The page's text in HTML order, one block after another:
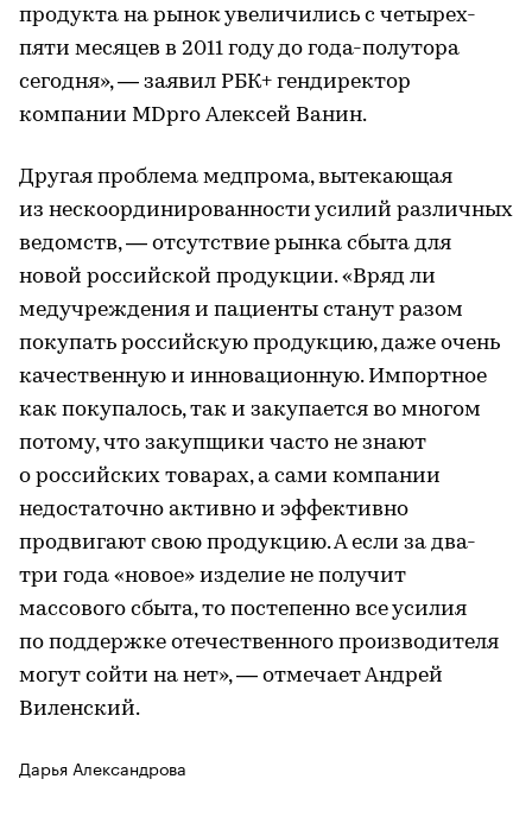
продукта на рынок увеличились с четырех-
пяти месяцев в 2011 году до года-полутора
сегодня», — заявил РБК+ гендиректор
компании MDpro Алексей Ванин.
Другая проблема медпрома, вытекающая
из нескоординированности усилий различных
ведомств, — отсутствие рынка сбыта для
новой российской продукции. «Вряд ли
медучреждения и пациенты станут разом
покупать российскую продукцию, даже очень
качественную и инновационную. Импортное
как покупалось, так и закупается во многом
потому, что закупщики часто не знают
о российских товарах, а сами компании
недостаточно активно и эффективно
продвигают свою продукцию. А если за два-
три года «новое» изделие не получит
массового сбыта, то постепенно все усилия
по поддержке отечественного производителя
могут сойти на нет», — отмечает Андрей
Виленский.
Дарья Александрова